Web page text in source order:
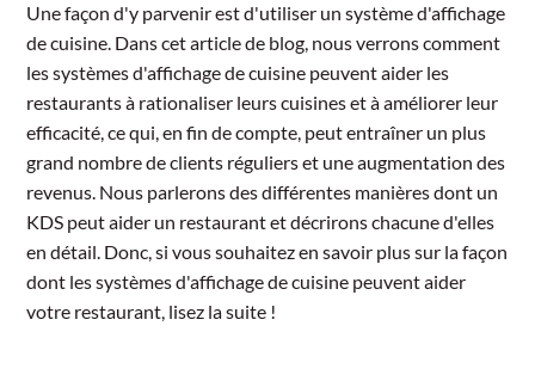
Une façon d'y parvenir est d'utiliser un système d'affichage
de cuisine. Dans cet article de blog, nous verrons comment
les systèmes d'affichage de cuisine peuvent aider les
restaurants à rationaliser leurs cuisines et à améliorer leur
efficacité, ce qui, en fin de compte, peut entraîner un plus
grand nombre de clients réguliers et une augmentation des
revenus. Nous parlerons des différentes manières dont un
KDS peut aider un restaurant et décrirons chacune d'elles
en détail. Donc, si vous souhaitez en savoir plus sur la façon
dont les systèmes d'affichage de cuisine peuvent aider
votre restaurant, lisez la suite !